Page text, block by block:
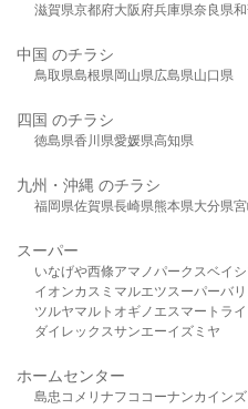
滋賀県京都府大阪府兵庫県奈良県
中国 のチラシ
鳥取県島根県岡山県広島県山口県
四国 のチラシ
徳島県香川県愛媛県高知県
九州・沖縄 のチラシ
福岡県佐賀県長崎県熊本県大分県
スーパー
いなげや西條アマノパークスベイ
イオンカスミ マルエツスーパーバ
ツルヤマルト オギノ エスマート ラ
ダイレックスサンエーイズミヤ
ホームセンター
島忠 コメリ ナフコ コーナンカインズ